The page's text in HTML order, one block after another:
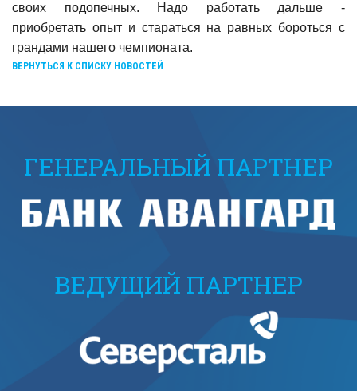
своих подопечных. Надо работать дальше -
приобретать опыт и стараться на равных бороться с
грандами нашего чемпионата.
ВЕРНУТЬСЯ К СПИСКУ НОВОСТЕЙ
ГЕНЕРАЛЬНЫЙ ПАРТНЕР
ВЕДУЩИЙ ПАРТНЕР